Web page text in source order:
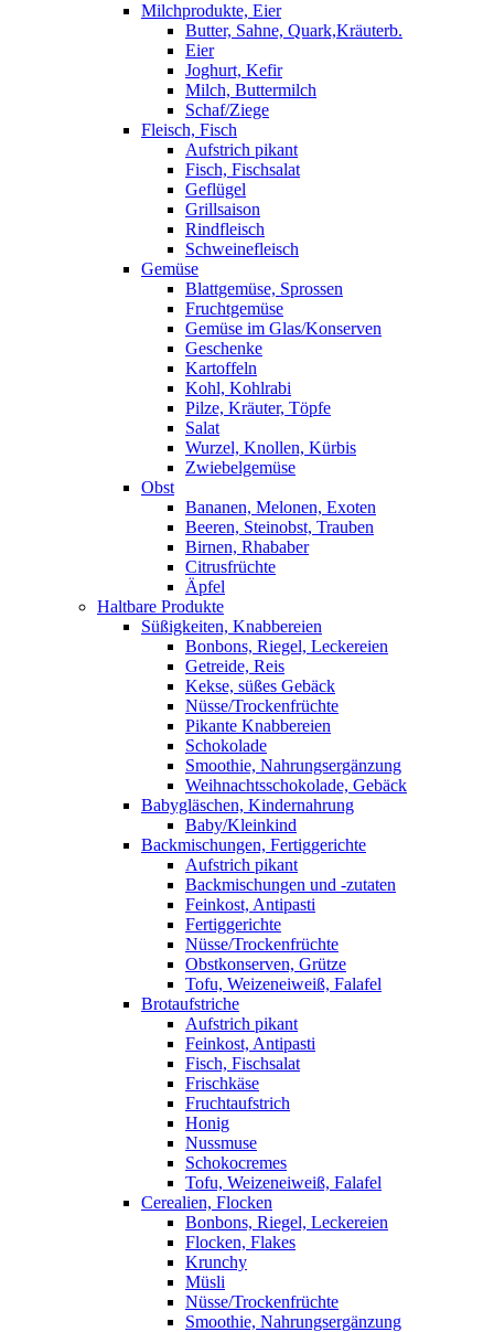
Milchprodukte, Eier
Butter, Sahne, Quark,Kräuterb.
Eier
Joghurt, Kefir
Milch, Buttermilch
Schaf/Ziege
Fleisch, Fisch
Aufstrich pikant
Fisch, Fischsalat
Geflügel
Grillsaison
Rindfleisch
Schweinefleisch
Gemüse
Blattgemüse, Sprossen
Fruchtgemüse
Gemüse im Glas/Konserven
Geschenke
Kartoffeln
Kohl, Kohlrabi
Pilze, Kräuter, Töpfe
Salat
Wurzel, Knollen, Kürbis
Zwiebelgemüse
Obst
Bananen, Melonen, Exoten
Beeren, Steinobst, Trauben
Birnen, Rhababer
Citrusfrüchte
Äpfel
Haltbare Produkte
Süßigkeiten, Knabbereien
Bonbons, Riegel, Leckereien
Getreide, Reis
Kekse, süßes Gebäck
Nüsse/Trockenfrüchte
Pikante Knabbereien
Schokolade
Smoothie, Nahrungsergänzung
Weihnachtsschokolade, Gebäck
Babygläschen, Kindernahrung
Baby/Kleinkind
Backmischungen, Fertiggerichte
Aufstrich pikant
Backmischungen und -zutaten
Feinkost, Antipasti
Fertiggerichte
Nüsse/Trockenfrüchte
Obstkonserven, Grütze
Tofu, Weizeneiweiß, Falafel
Brotaufstriche
Aufstrich pikant
Feinkost, Antipasti
Fisch, Fischsalat
Frischkäse
Fruchtaufstrich
Honig
Nussmuse
Schokocremes
Tofu, Weizeneiweiß, Falafel
Cerealien, Flocken
Bonbons, Riegel, Leckereien
Flocken, Flakes
Krunchy
Müsli
Nüsse/Trockenfrüchte
Smoothie, Nahrungsergänzung